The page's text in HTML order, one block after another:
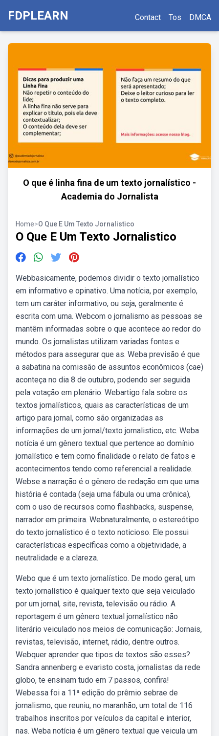
FDPLEARN Contact Tos DMCA
O que é linha fina de um texto jornalístico -
Academia do Jornalista
Home>O Que E Um Texto Jornalistico
O Que E Um Texto Jornalistico
Webbasicamente, podemos dividir o texto jornalístico
em informativo e opinativo. Uma notícia, por exemplo,
tem um caráter informativo, ou seja, geralmente é
escrita com uma. Webcom o jornalismo as pessoas se
mantêm informadas sobre o que acontece ao redor do
mundo. Os jornalistas utilizam variadas fontes e
métodos para assegurar que as. Weba previsão é que
a sabatina na comissão de assuntos econômicos (cae)
aconteça no dia 8 de outubro, podendo ser seguida
pela votação em plenário. Webartigo fala sobre os
textos jornalísticos, quais as características de um
artigo para jornal, como são organizadas as
informações de um jornal/texto jornalistico, etc. Weba
notícia é um gênero textual que pertence ao domínio
jornalístico e tem como finalidade o relato de fatos e
acontecimentos tendo como referencial a realidade.
Webse a narração é o gênero de redação em que uma
história é contada (seja uma fábula ou uma crônica),
com o uso de recursos como flashbacks, suspense,
narrador em primeira. Webnaturalmente, o estereótipo
do texto jornalístico é o texto noticioso. Ele possui
características específicas como a objetividade, a
neutralidade e a clareza.
Webo que é um texto jornalístico. De modo geral, um
texto jornalístico é qualquer texto que seja veiculado
por um jornal, site, revista, televisão ou rádio. A
reportagem é um gênero textual jornalístico não
literário veiculado nos meios de comunicação: Jornais,
revistas, televisão, internet, rádio, dentre outros.
Webquer aprender que tipos de textos são esses?
Sandra annenberg e evaristo costa, jornalistas da rede
globo, te ensinam tudo em 7 passos, confira!
Webessa foi a 11ª edição do prêmio sebrae de
jornalismo, que reuniu, no maranhão, um total de 116
trabalhos inscritos por veículos da capital e interior,
nas. Weba notícia é um gênero textual que veicula um